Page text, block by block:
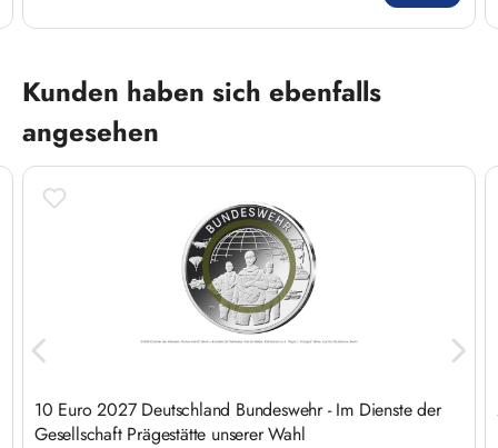
Produktgalerie überspringen
Kunden haben sich ebenfalls
angesehen
10 Euro 2027 Deutschland Bundeswehr - Im Dienste der
Gesellschaft Prägestätte unserer Wahl